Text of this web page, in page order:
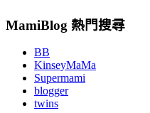
MamiBlog 熱門搜尋
BB
KinseyMaMa
Supermami
blogger
twins